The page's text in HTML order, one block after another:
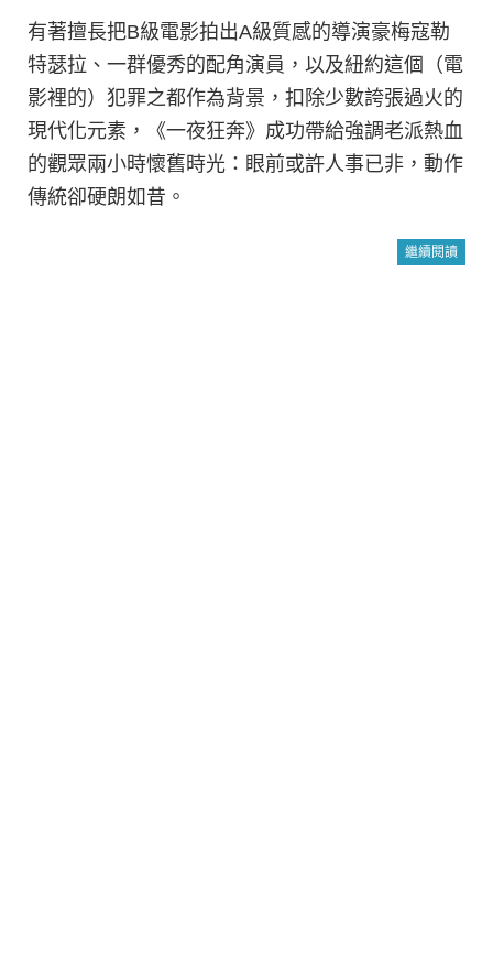
有著擅長把B級電影拍出A級質感的導演豪梅寇勒
特瑟拉、一群優秀的配角演員，以及紐約這個（電
影裡的）犯罪之都作為背景，扣除少數誇張過火的
現代化元素，《一夜狂奔》成功帶給強調老派熱血
的觀眾兩小時懷舊時光：眼前或許人事已非，動作
傳統卻硬朗如昔。
繼續閱讀